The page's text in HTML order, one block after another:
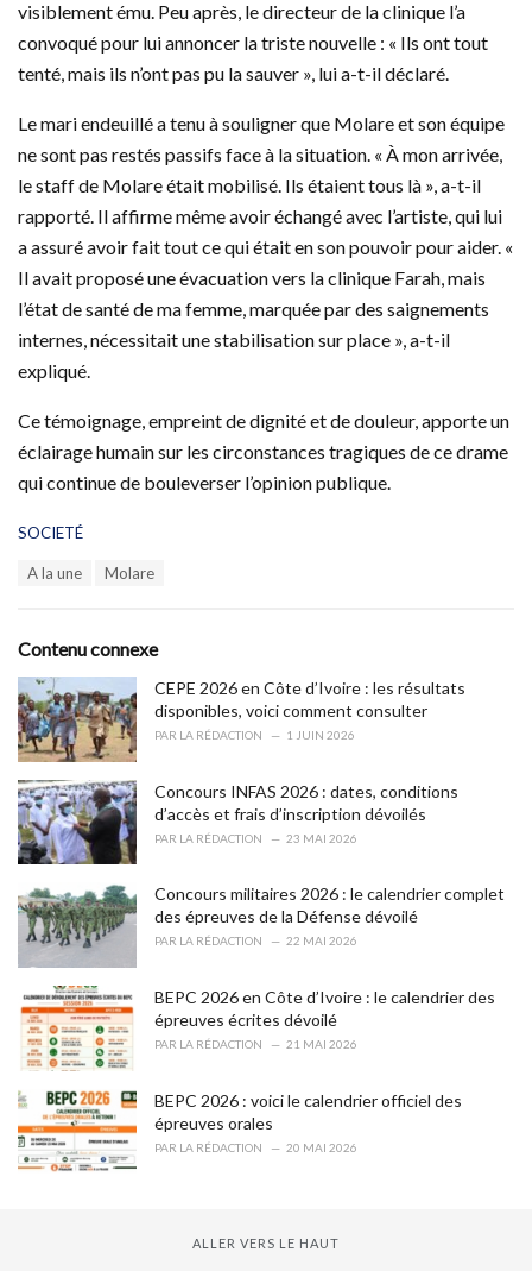
visiblement ému. Peu après, le directeur de la clinique l’a
convoqué pour lui annoncer la triste nouvelle : « Ils ont tout
tenté, mais ils n’ont pas pu la sauver », lui a-t-il déclaré.
Le mari endeuillé a tenu à souligner que Molare et son équipe
ne sont pas restés passifs face à la situation. « À mon arrivée,
le staff de Molare était mobilisé. Ils étaient tous là », a-t-il
rapporté. Il affirme même avoir échangé avec l’artiste, qui lui
a assuré avoir fait tout ce qui était en son pouvoir pour aider. «
Il avait proposé une évacuation vers la clinique Farah, mais
l’état de santé de ma femme, marquée par des saignements
internes, nécessitait une stabilisation sur place », a-t-il
expliqué.
Ce témoignage, empreint de dignité et de douleur, apporte un
éclairage humain sur les circonstances tragiques de ce drame
qui continue de bouleverser l’opinion publique.
C
o
r
i
e
s
:
SOCIETÉ
:
A la une Molare
Contenu connexe
CEPE 2026 en Côte d’Ivoire : les résultats
disponibles, voici comment consulter
PAR LA RÉDACTION 1 JUIN 2026
Concours INFAS 2026 : dates, conditions
d’accès et frais d’inscription dévoilés
PAR LA RÉDACTION 23 MAI 2026
Concours militaires 2026 : le calendrier complet
des épreuves de la Défense dévoilé
PAR LA RÉDACTION 22 MAI 2026
BEPC 2026 en Côte d’Ivoire : le calendrier des
épreuves écrites dévoilé
PAR LA RÉDACTION 21 MAI 2026
BEPC 2026 : voici le calendrier officiel des
épreuves orales
PAR LA RÉDACTION 20 MAI 2026
ALLER VERS LE HAUT